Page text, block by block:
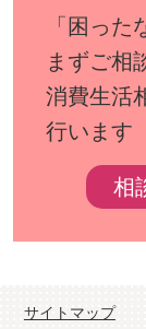
「困っ
まずご相
消費生活
行います
相
サイトマップ